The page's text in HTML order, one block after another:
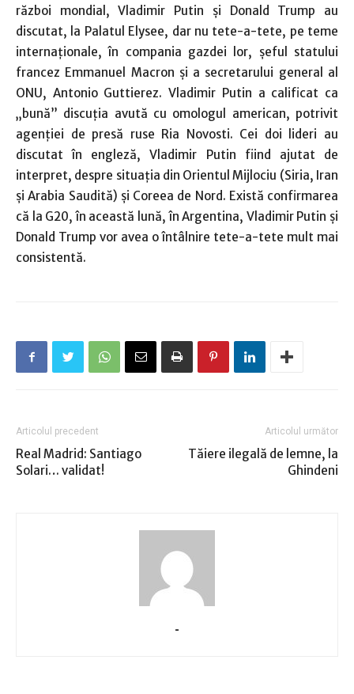
război mondial, Vladimir Putin şi Donald Trump au
discutat, la Palatul Elysee, dar nu tete-a-tete, pe teme
internaţionale, în compania gazdei lor, şeful statului
francez Emmanuel Macron şi a secretarului general al
ONU, Antonio Guttierez. Vladimir Putin a calificat ca
„bună” discuţia avută cu omologul american, potrivit
agenţiei de presă ruse Ria Novosti. Cei doi lideri au
discutat în engleză, Vladimir Putin fiind ajutat de
interpret, despre situaţia din Orientul Mijlociu (Siria, Iran
şi Arabia Saudită) şi Coreea de Nord. Există confirmarea
că la G20, în această lună, în Argentina, Vladimir Putin şi
Donald Trump vor avea o întâlnire tete-a-tete mult mai
consistentă.
Articolul precedent
Real Madrid: Santiago
Solari… validat!
Articolul următor
Tăiere ilegală de lemne, la
Ghindeni
-